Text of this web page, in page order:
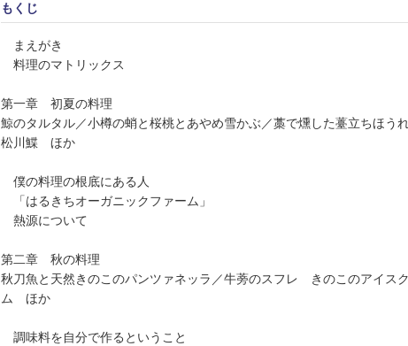
もくじ
まえがき
料理のマトリックス
第一章 初夏の料理
鯨のタルタル／小樽の蛸と桜桃とあやめ雪かぶ／藁で燻した薹立ちほう
松川鰈 ほか
僕の料理の根底にある人
「はるきちオーガニックファーム」
熱源について
第二章 秋の料理
秋刀魚と天然きのこのパンツァネッラ／牛蒡のスフレ きのこのアイス
ム ほか
調味料を自分で作るということ